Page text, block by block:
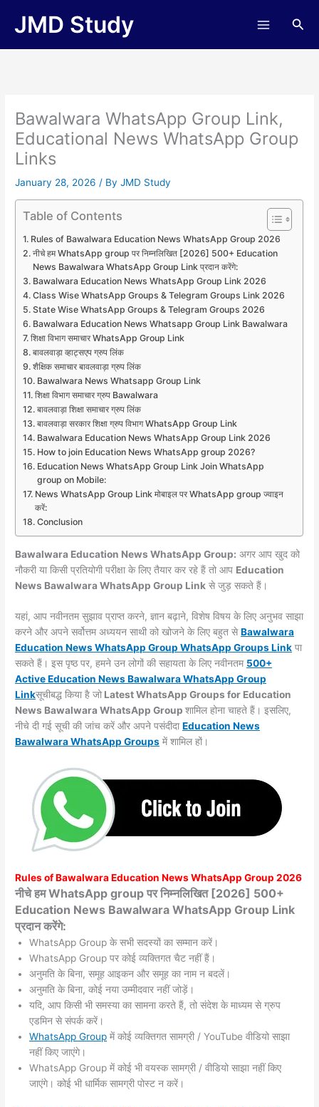
JMD Study
Bawalwara WhatsApp Group Link,
Educational News WhatsApp Group
Links
January 28, 2026/ ByJMD Study
Table of Contents
Rules of Bawalwara Education News WhatsApp Group 2026
नीचे हम WhatsApp group पर निम्नलिखित [2026] 500+ Education
News Bawalwara WhatsApp Group Link प्रदान करेंगे:
Bawalwara Education News WhatsApp Group Link 2026
Class Wise WhatsApp Groups & Telegram Groups Link 2026
State Wise WhatsApp Groups & Telegram Groups 2026
Bawalwara Education News Whatsapp Group Link Bawalwara
शिक्षा विभाग समाचार WhatsApp Group Link
बावलवाड़ा व्हाट्सएप ग्रुप लिंक
शैक्षिक समाचार बावलवाड़ा ग्रुप लिंक
Bawalwara News Whatsapp Group Link
शिक्षा विभाग समाचार ग्रुप Bawalwara
बावलवाड़ा शिक्षा समाचार ग्रुप लिंक
बावलवाड़ा सरकार शिक्षा ग्रुप विभाग WhatsApp Group Link
Bawalwara Education News WhatsApp Group Link 2026
How to join Education News WhatsApp group 2026?
Education News WhatsApp Group Link Join WhatsApp
group on Mobile:
News WhatsApp Group Link मोबाइल पर WhatsApp group ज्वाइन
करें:
Conclusion
Bawalwara Education News WhatsApp Group: अगर आप खुद को
नौकरी या किसी प्रतियोगी परीक्षा के लिए तैयार कर रहे हैं तो आप Education
News Bawalwara WhatsApp Group Link से जुड़ सकते हैं।
यहां, आप नवीनतम सुझाव प्राप्त करने, ज्ञान बढ़ाने, विशेष विषय के लिए अनुभव साझा
करने और अपने सर्वोत्तम अध्ययन साथी को खोजने के लिए बहुत सेBawalwara
Education News WhatsApp Group WhatsApp GroupsLink पा
सकते हैं। इस पृष्ठ पर, हमने उन लोगों की सहायता के लिए नवीनतम 500+
Active Education News Bawalwara WhatsApp Group
Linkसूचीबद्ध किया है जो Latest WhatsApp Groups for Education
News Bawalwara WhatsApp Groupशामिल होना चाहते हैं। इसलिए,
नीचे दी गई सूची की जांच करें और अपने पसंदीदाEducation News
Bawalwara WhatsAppGroups में शामिल हों।
Rules ofBawalwaraEducation News WhatsApp Group 2026
नीचे हम WhatsApp group पर निम्नलिखित [2026] 500+
Education News Bawalwara WhatsApp Group Link
प्रदान करेंगे:
WhatsApp Group के सभी सदस्यों का सम्मान करें।
WhatsApp Group पर कोई व्यक्तिगत चैट नहीं हैं।
अनुमति के बिना, समूह आइकन और समूह का नाम न बदलें।
अनुमति के बिना, कोई नया उम्मीदवार नहीं जोड़ें।
यदि, आप किसी भी समस्या का सामना करते हैं, तो संदेश के माध्यम से ग्रुप
एडमिन से संपर्क करें।
WhatsApp Group में कोई व्यक्तिगत सामग्री / YouTube वीडियो साझा
नहीं किए जाएंगे।
WhatsApp Group में कोई भी वयस्क सामग्री / वीडियो साझा नहीं किए
जाएंगे। कोई भी धार्मिक सामग्री पोस्ट न करें।